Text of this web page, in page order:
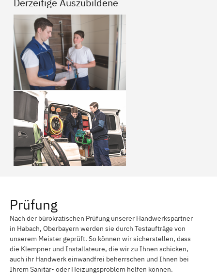
Prüfung
Nach der bürokratischen Prüfung unserer Handwerkspartner
in Habach, Oberbayern werden sie durch Testaufträge von
unserem Meister geprüft. So können wir sicherstellen, dass
die Klempner und Installateure, die wir zu Ihnen schicken,
auch ihr Handwerk einwandfrei beherrschen und Ihnen bei
Ihrem Sanitär- oder Heizungsproblem helfen können.